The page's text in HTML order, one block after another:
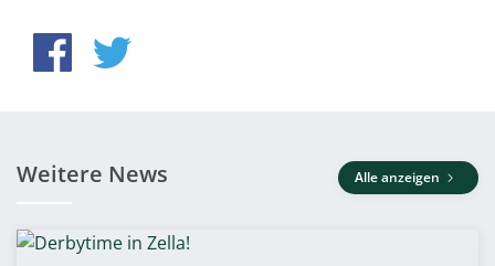
Weitere News Alle anzeigen